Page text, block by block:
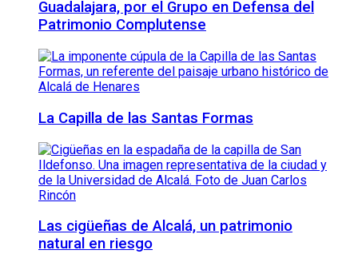
Guadalajara, por el Grupo en Defensa del
Patrimonio Complutense
La Capilla de las Santas Formas
Las cigüeñas de Alcalá, un patrimonio
natural en riesgo